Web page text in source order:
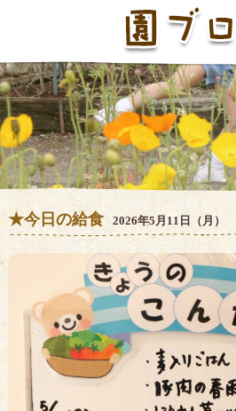
★今日の給食 2026年5月11日（月）